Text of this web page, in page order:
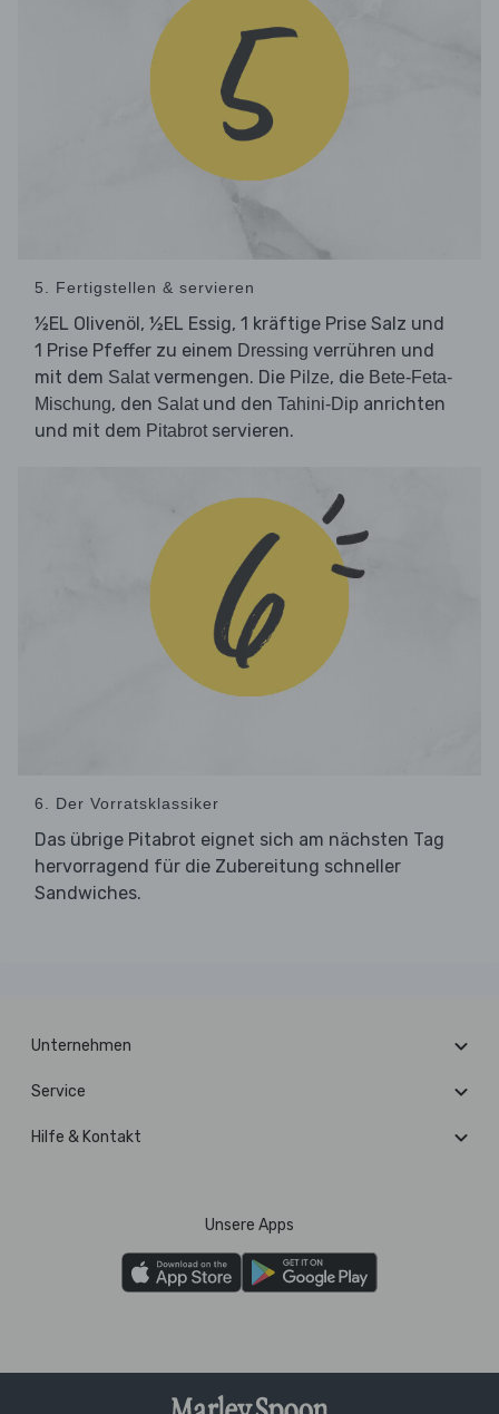
5. Fertigstellen & servieren
½EL Olivenöl, ½EL Essig, 1 kräftige Prise Salz und
1 Prise Pfeffer zu einem Dressing verrühren und
mit dem Salatvermengen. Die Pilze, die Bete-Feta-
Mischung, den Salatund den Tahini-Dip anrichten
und mit dem Pitabrotservieren.
6. Der Vorratsklassiker
Das übrige Pitabrot eignet sich am nächsten Tag
hervorragend für die Zubereitung schneller
Sandwiches.
Unternehmen
Service
Hilfe & Kontakt
Unsere Apps